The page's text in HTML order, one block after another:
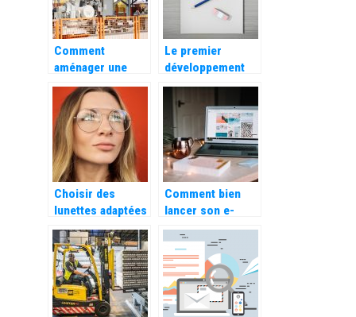
Comment
aménager une
usine pour qu’elle
soit efficace ?
Le premier
développement
est de faire
fonctionner
correctement ce
qui existe déjà
Choisir des
lunettes adaptées
à la forme de son
visage
Comment bien
lancer son e-
commerce